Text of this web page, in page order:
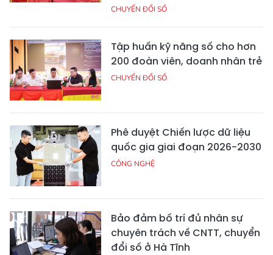
CHUYỂN ĐỔI SỐ
Tập huấn kỹ năng số cho hơn
200 đoàn viên, doanh nhân trẻ
CHUYỂN ĐỔI SỐ
Phê duyệt Chiến lược dữ liệu
quốc gia giai đoạn 2026-2030
CÔNG NGHỆ
Bảo đảm bố trí đủ nhân sự
chuyên trách về CNTT, chuyển
đổi số ở Hà Tĩnh